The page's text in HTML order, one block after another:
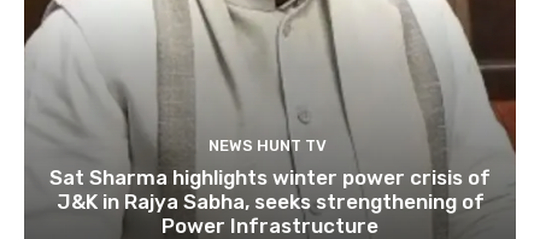
NEWS HUNT TV
Sat Sharma highlights winter power crisis of
J&K in Rajya Sabha, seeks strengthening of
Power Infrastructure